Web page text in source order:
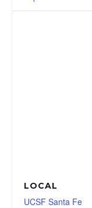
LOCAL
UCSF Santa Fe